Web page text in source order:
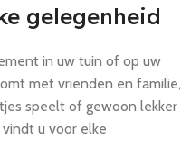
gelegenheid
in uw tuin of op uw
met vrienden en familie,
speelt of gewoon lekker
vindt u voor elke